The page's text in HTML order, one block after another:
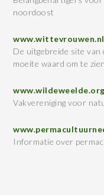
noordoost
www.wittevrouwen.nl
De uitgebreide site
moeite waard om te
www.wildeweelde.org
Vakvereniging voor
Informatie over